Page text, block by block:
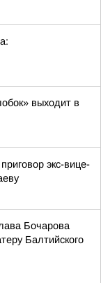
выходит в
экс-вице-
Бочарова
Балтийского